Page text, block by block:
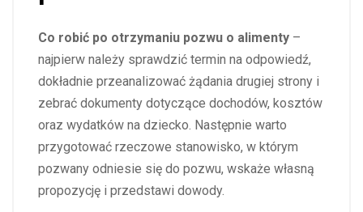
Co robić po otrzymaniu pozwu o alimenty –
najpierw należy sprawdzić termin na odpowiedź,
dokładnie przeanalizować żądania drugiej strony i
zebrać dokumenty dotyczące dochodów, kosztów
oraz wydatków na dziecko. Następnie warto
przygotować rzeczowe stanowisko, w którym
pozwany odniesie się do pozwu, wskaże własną
propozycję i przedstawi dowody.